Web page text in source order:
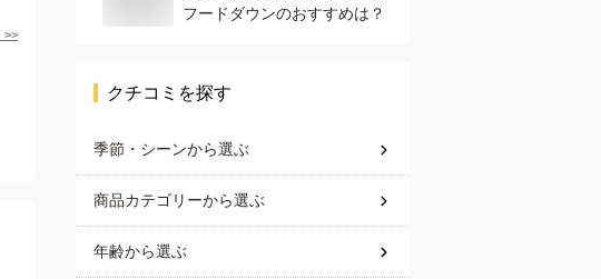
>>
フードダウンのおすすめは？
クチコミを探す
季節・シーンから選ぶ
商品カテゴリーから選ぶ
年齢から選ぶ